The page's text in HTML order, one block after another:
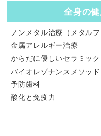
全身の
ノンメタル治療（メタルフ
金属アレルギー治療
からだに優しいセラミック
バイオレゾナンスメソッド
予防歯科
酸化と免疫力